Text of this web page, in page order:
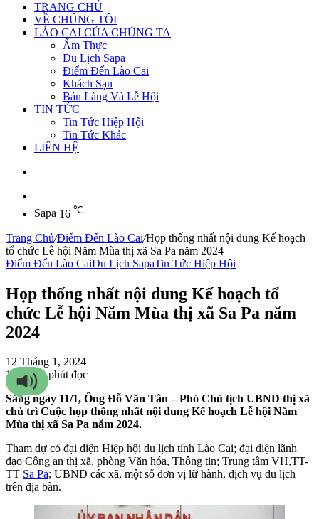
TRANG CHỦ
VỀ CHÚNG TÔI
LÀO CAI CỦA CHÚNG TA
Ẩm Thực
Du Lịch Sapa
Điểm Đến Lào Cai
Khách Sạn
Bản Làng Và Lễ Hội
TIN TỨC
Tin Tức Hiệp Hội
Tin Tức Khác
LIÊN HỆ
Sapa 16 ℃
Trang Chủ/Điểm Đến Lào Cai/Họp thống nhất nội dung Kế hoạch
tổ chức Lễ hội Năm Mùa thị xã Sa Pa năm 2024
Điểm Đến Lào CaiDu Lịch SapaTin Tức Hiệp Hội
Họp thống nhất nội dung Kế hoạch tổ
chức Lễ hội Năm Mùa thị xã Sa Pa năm
2024
12 Tháng 1, 2024
14
184 2 phút đọc
Sáng ngày 11/1, Ông Đỗ Văn Tân – Phó Chủ tịch UBND thị xã
chủ trì Cuộc họp thống nhất nội dung Kế hoạch Lễ hội Năm
Mùa thị xã Sa Pa năm 2024.
Tham dự có đại diện Hiệp hội du lịch tỉnh Lào Cai; đại diện lãnh
đạo Công an thị xã, phòng Văn hóa, Thông tin; Trung tâm VH,TT-
TT Sa Pa; UBND các xã, một số đơn vị lữ hành, dịch vụ du lịch
trên địa bàn.